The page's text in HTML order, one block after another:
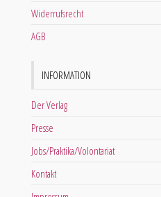
Widerrufsrecht
AGB
INFORMATION
Der Verlag
Presse
Jobs/Praktika/Volontariat
Kontakt